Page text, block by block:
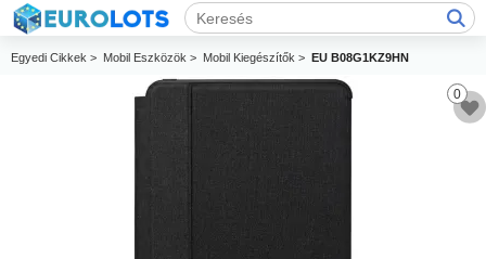
Egyedi Cikkek > Mobil Eszközök > Mobil Kiegészítők > EU B08G1KZ9HN
0